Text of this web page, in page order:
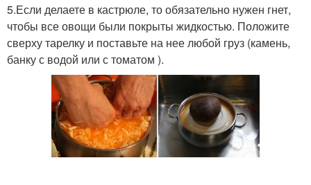
5.Если делаете в кастрюле, то обязательно нужен гнет,
чтобы все овощи были покрыты жидкостью. Положите
сверху тарелку и поставьте на нее любой груз (камень,
банку с водой или с томатом ).